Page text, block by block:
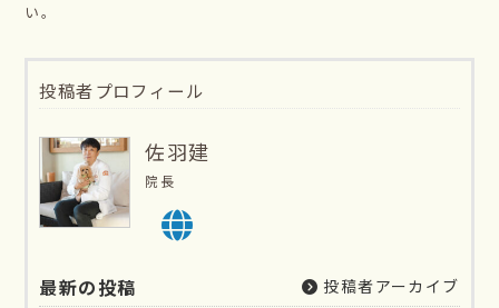
い。
投稿者プロフィール
佐羽建
院長
最新の投稿 投稿者アーカイブ